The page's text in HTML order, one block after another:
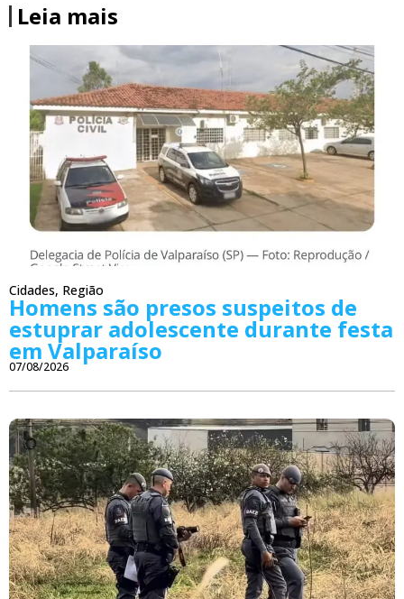
Leia mais
Cidades, Região
Homens são presos suspeitos de
estuprar adolescente durante festa
em Valparaíso
07/08/2026